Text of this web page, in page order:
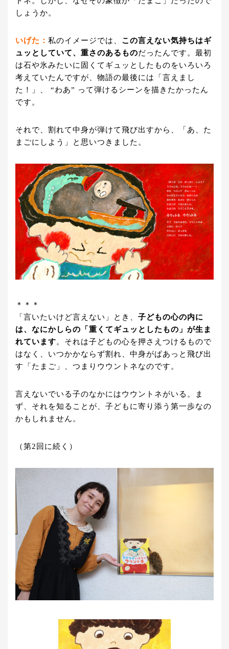
しょうか。
いげた： 私のイメージでは、 この言えない気持ちはギ
ュッとしていて、重さのあるものだったんです。最初
は石や氷みたいに固くてギュッとしたものをいろいろ
考えていたんですが、物語の最後には「言えまし
た！」、 “わあ” って弾けるシーンを描きたかったん
です。
それで、割れて中身が弾けて飛び出すから、「あ、た
まごにしよう」と思いつきました。
＊＊＊
「言いたいけど言えない」とき、 子どもの心の内に
は、なにかしらの「重くてギュッとしたもの」が生ま
れています。それは子どもの心を押さえつけるもので
はなく、いつかかならず割れ、中身がぱあっと飛び出
す「たまご」、つまりウウントネなのです。
言えないでいる子のなかにはウウントネがいる。ま
ず、それを知ることが、子どもに寄り添う第一歩なの
かもしれません。
（第2回に続く）